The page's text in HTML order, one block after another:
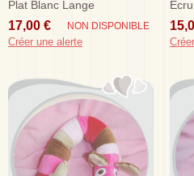
Plat Blanc Lange
17,00 € NON DISPONIBLE
Créer une alerte
Au